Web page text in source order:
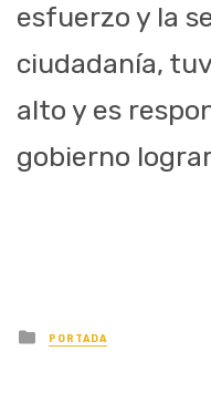
esfuerzo y la
ciudadanía,
alto y es
gobierno
Posted
in
PORTADA